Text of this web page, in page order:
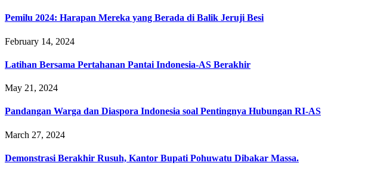
Pemilu 2024: Harapan Mereka yang Berada di Balik Jeruji Besi
February 14, 2024
Latihan Bersama Pertahanan Pantai Indonesia-AS Berakhir
May 21, 2024
Pandangan Warga dan Diaspora Indonesia soal Pentingnya Hubungan RI-AS
March 27, 2024
Demonstrasi Berakhir Rusuh, Kantor Bupati Pohuwatu Dibakar Massa.